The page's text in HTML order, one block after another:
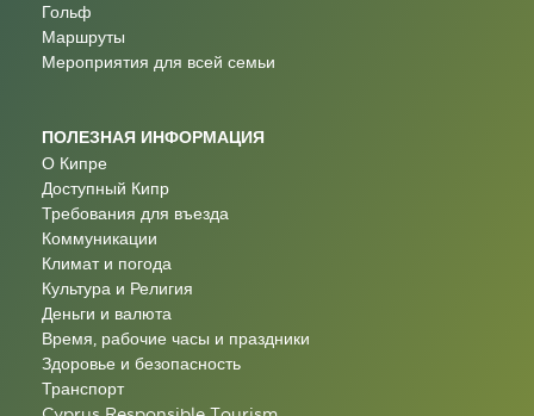
Гольф
Маршруты
Мероприятия для всей семьи
ПОЛЕЗНАЯ ИНФОРМАЦИЯ
О Кипре
Доступный Кипр
Требования для въезда
Коммуникации
Климат и погода
Культура и Религия
Деньги и валюта
Время, рабочие часы и праздники
Здоровье и безопасность
Транспорт